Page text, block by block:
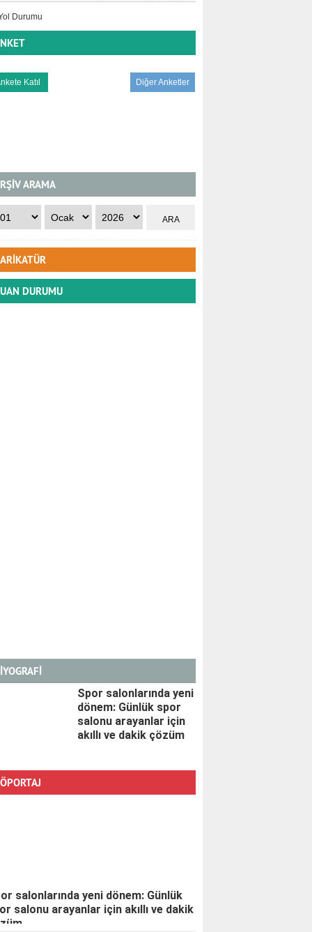
Diğer Anketler
ARAMA
DURUMU
Spor salonlarında yeni
dönem: Günlük spor
salonu arayanlar için
akıllı ve dakik çözüm
salonlarında yeni dönem: Günlük
salonu arayanlar için akıllı ve dakik